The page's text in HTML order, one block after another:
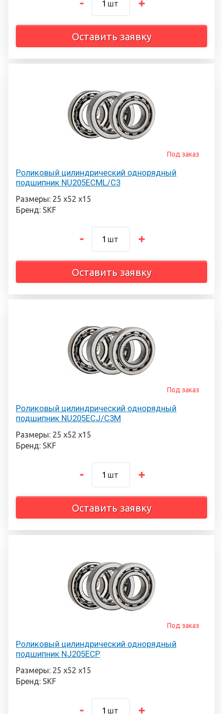
шт
Оставить заявку
Роликовый цилиндрический однорядный
подшипник NU205ECML/C3
Под заказ
Размеры: 25 х52 х15
Бренд: SKF
шт
Оставить заявку
Роликовый цилиндрический однорядный
подшипник NU205ECJ/C3M
Под заказ
Размеры: 25 х52 х15
Бренд: SKF
шт
Оставить заявку
Роликовый цилиндрический однорядный
подшипник NJ205ECP
Под заказ
Размеры: 25 х52 х15
Бренд: SKF
шт